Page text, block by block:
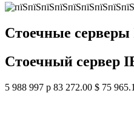
Стоечные серверы
Стоечный сервер
5 988 997 р 83 272.00 $ 75